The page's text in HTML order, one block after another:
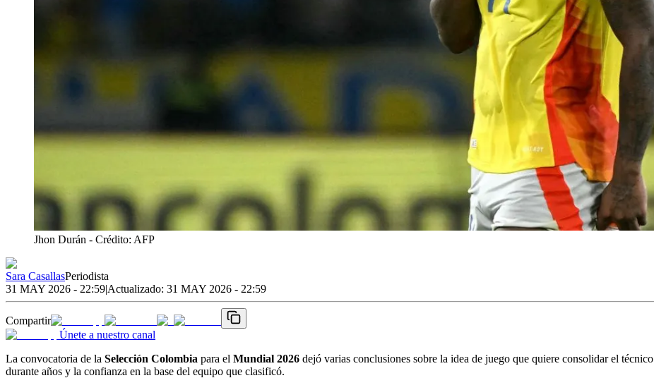
Jhon Durán - Crédito: AFP
Sara CasallasPeriodista
31 MAY 2026 - 22:59|Actualizado: 31 MAY 2026 - 22:59
Compartir
Únete a nuestro canal
La convocatoria de la Selección Colombia para el Mundial 2026 dejó varias conclusiones sobre la idea de juego que quiere consolidar el técnico
durante años y la confianza en la base del equipo que clasificó.